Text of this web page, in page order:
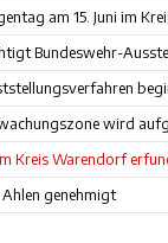
am 15. Juni im
Bundeswehr-
wird
Kreis Warendorf
genehmigt